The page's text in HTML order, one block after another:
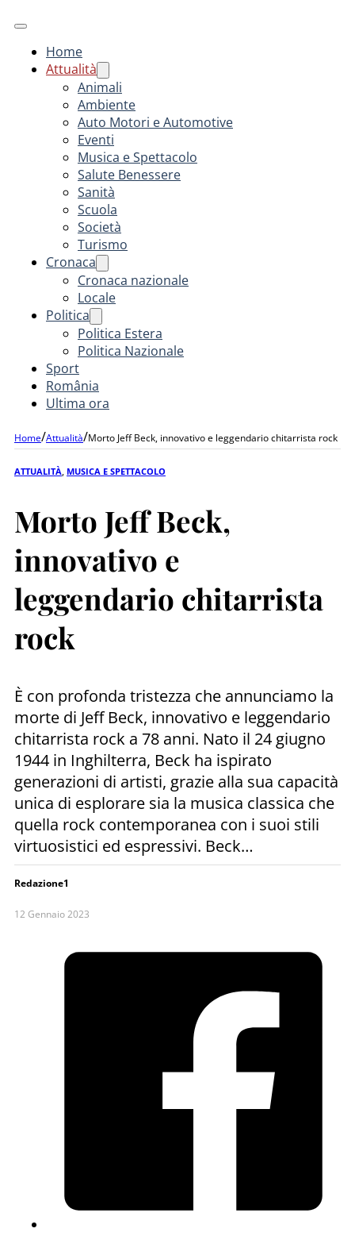
Home
Attualità
Animali
Ambiente
Auto Motori e Automotive
Eventi
Musica e Spettacolo
Salute Benessere
Sanità
Scuola
Società
Turismo
Cronaca
Cronaca nazionale
Locale
Politica
Politica Estera
Politica Nazionale
Sport
România
Ultima ora
Home/Attualità/Morto Jeff Beck, innovativo e leggendario chitarrista rock
ATTUALITÀ MUSICA E SPETTACOLO
Morto Jeff Beck,
innovativo e
leggendario chitarrista
rock
È con profonda tristezza che annunciamo la
morte di Jeff Beck, innovativo e leggendario
chitarrista rock a 78 anni. Nato il 24 giugno
1944 in Inghilterra, Beck ha ispirato
generazioni di artisti, grazie alla sua capacità
unica di esplorare sia la musica classica che
quella rock contemporanea con i suoi stili
virtuosistici ed espressivi. Beck…
Redazione1
12 Gennaio 2023